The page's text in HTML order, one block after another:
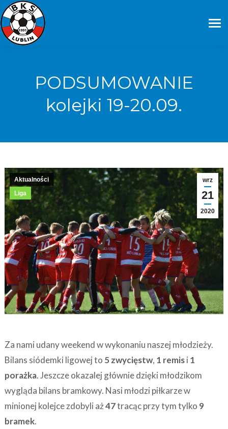
PODSUMOWANIE
kolejki 19-20.09.
wrz
21
2020
Aktualności
Liga
Za nami udany weekend w wykonaniu naszej młodzieży.
Bilans siódemki ligowej to 5 zwycięstw, 1 remisi 1
porażka. Jeszcze okazalej głównie dzięki młodzikom
wygląda bilans bramkowy. Nasi młodzi piłkarze w
minionej kolejce zdobyli aż47tracąc przy tym tylko 9
bramek.